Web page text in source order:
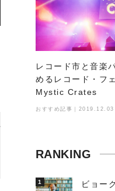
レコード市と音楽
めるレコード・フ
Mystic Crates
おすすめ記事｜
RANKING
1
ビョー